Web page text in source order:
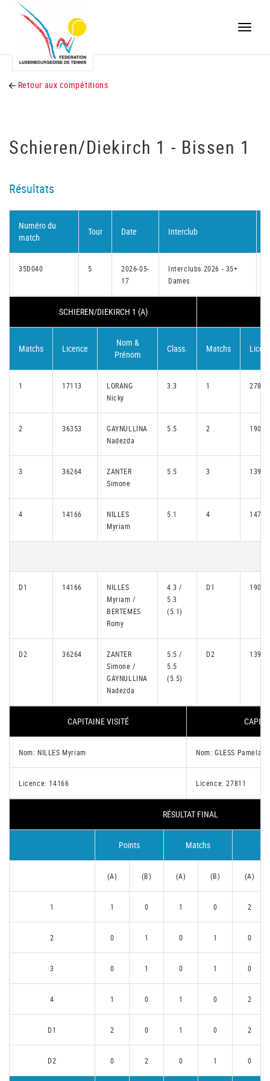
Toggle
Retour aux compétitions
Schieren/Diekirch 1 - Bissen 1
Résultats
Numéro du
match
Tour Date Interclub
35D040 5
2026-05-
17
Interclubs 2026 - 35+
Dames
SCHIEREN/DIEKIRCH 1 (A)
Matchs Licence
Nom &
Prénom
Class. Matchs
1 17113
LORANG
Nicky
3.3 1 27811
2 36353
GAYNULLINA
Nadezda
5.5 2 19073
3 36264
ZANTER
Simone
5.5 3 13912
4 14166
NILLES
Myriam
5.1 4 14729
D1 14166
NILLES
Myriam /
BERTEMES
Romy
4.3 /
5.3
(5.1)
D1 19073
D2 36264
ZANTER
Simone /
GAYNULLINA
Nadezda
5.5 /
5.5
(5.5)
D2 13912
CAPITAINE VISITÉ
Nom: NILLES Myriam Nom: GLESS Pamela
Licence: 14166 Licence: 27811
RÉSULTAT FINAL
Points Matchs
(A) (B) (A) (B) (A)
1 1 0 1 0 2
2 0 1 0 1 0
3 0 1 0 1 0
4 1 0 1 0 2
D1 2 0 1 0 2
D2 0 2 0 1 0